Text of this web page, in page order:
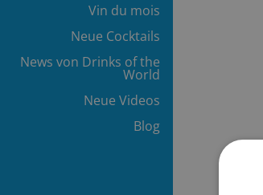
Vin du mois
Neue Cocktails
News von Drinks of the
World
Neue Videos
Blog